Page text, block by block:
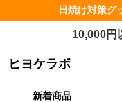
日焼け対策グ
10,000円
ヒヨケラボ
新着商品